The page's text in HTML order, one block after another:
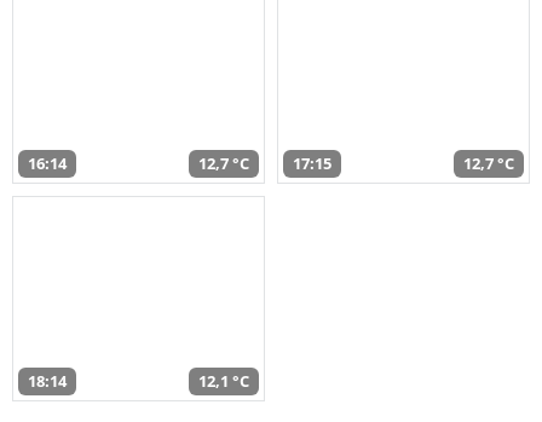
16:14 12,7 °C 17:15 12,7 °C
18:14 12,1 °C